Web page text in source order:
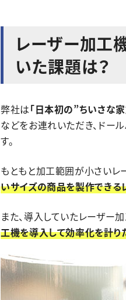
レーザー加工
いた課題は？
弊社は「日本初の”ちいさな
などをお連れいただき、ドー
す。
もともと加工範囲が小さいレ
いサイズの商品を製作でき
また、導入していたレーザー
工機を導入して効率化を計り